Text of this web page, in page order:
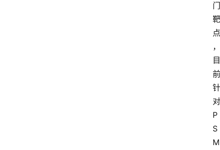
门
靶
点
，
目
前
针
对
P
S
M